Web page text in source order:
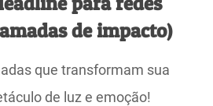
de impacto)
que transformam sua
de luz e emoção!